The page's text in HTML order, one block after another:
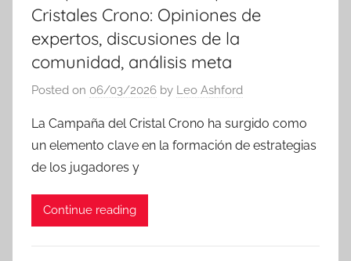
Cristales Crono: Opiniones de
expertos, discusiones de la
comunidad, análisis meta
Posted on 06/03/2026 by Leo Ashford
La Campaña del Cristal Crono ha surgido como
un elemento clave en la formación de estrategias
de los jugadores y
Continue reading